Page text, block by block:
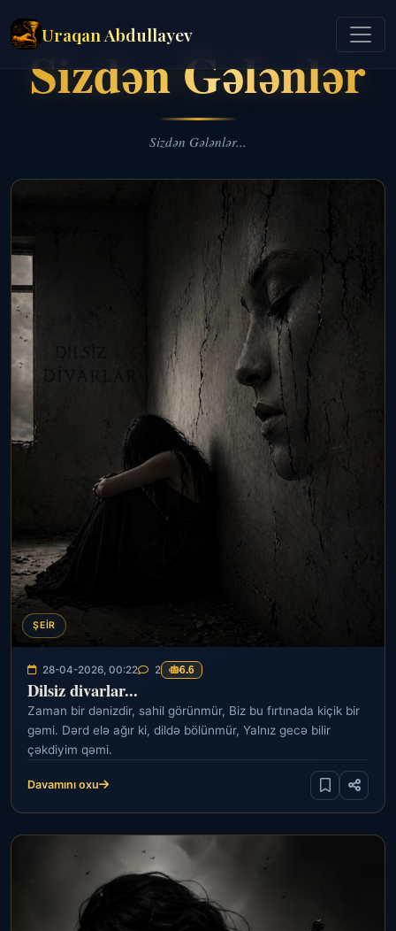
Uraqan Abdullayev
Sizdən Gələnlər
Sizdən Gələnlər...
ŞEIR
28-04-2026, 00:22 2 6.6
Dilsiz divarlar...
Zaman bir dənizdir, sahil görünmür, Biz bu fırtınada kiçik bir
gəmi. Dərd elə ağır ki, dildə bölünmür, Yalnız gecə bilir
çəkdiyim qəmi.
Davamını oxu